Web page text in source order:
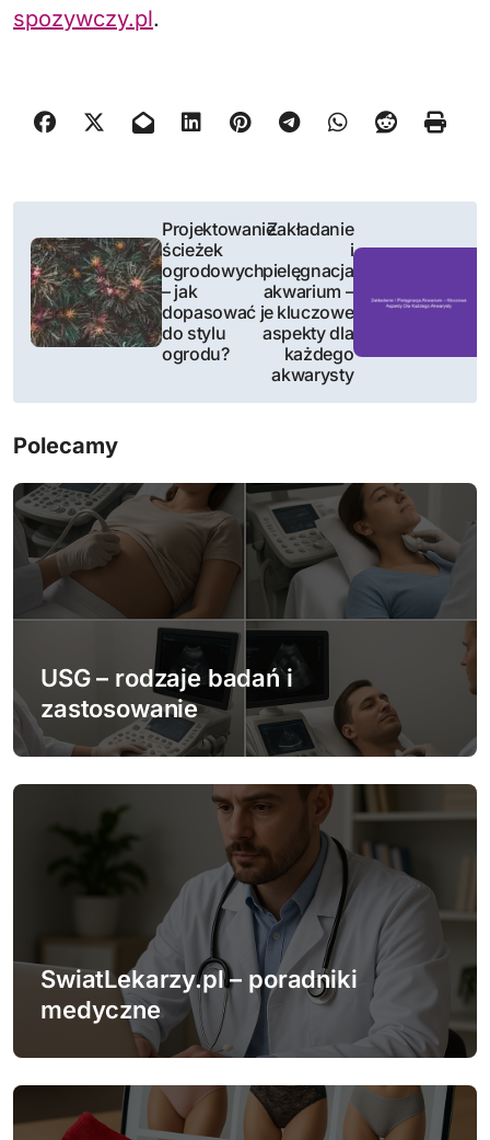
spozywczy.pl.
w
g
a
c
w
i
s
u
Projektowanie
ścieżek
ogrodowych
– jak
dopasować je
do stylu
ogrodu?
Zakładanie
i
pielęgnacja
akwarium –
kluczowe
aspekty dla
każdego
akwarysty
Polecamy
USG – rodzaje badań i
zastosowanie
SwiatLekarzy.pl – poradniki
medyczne